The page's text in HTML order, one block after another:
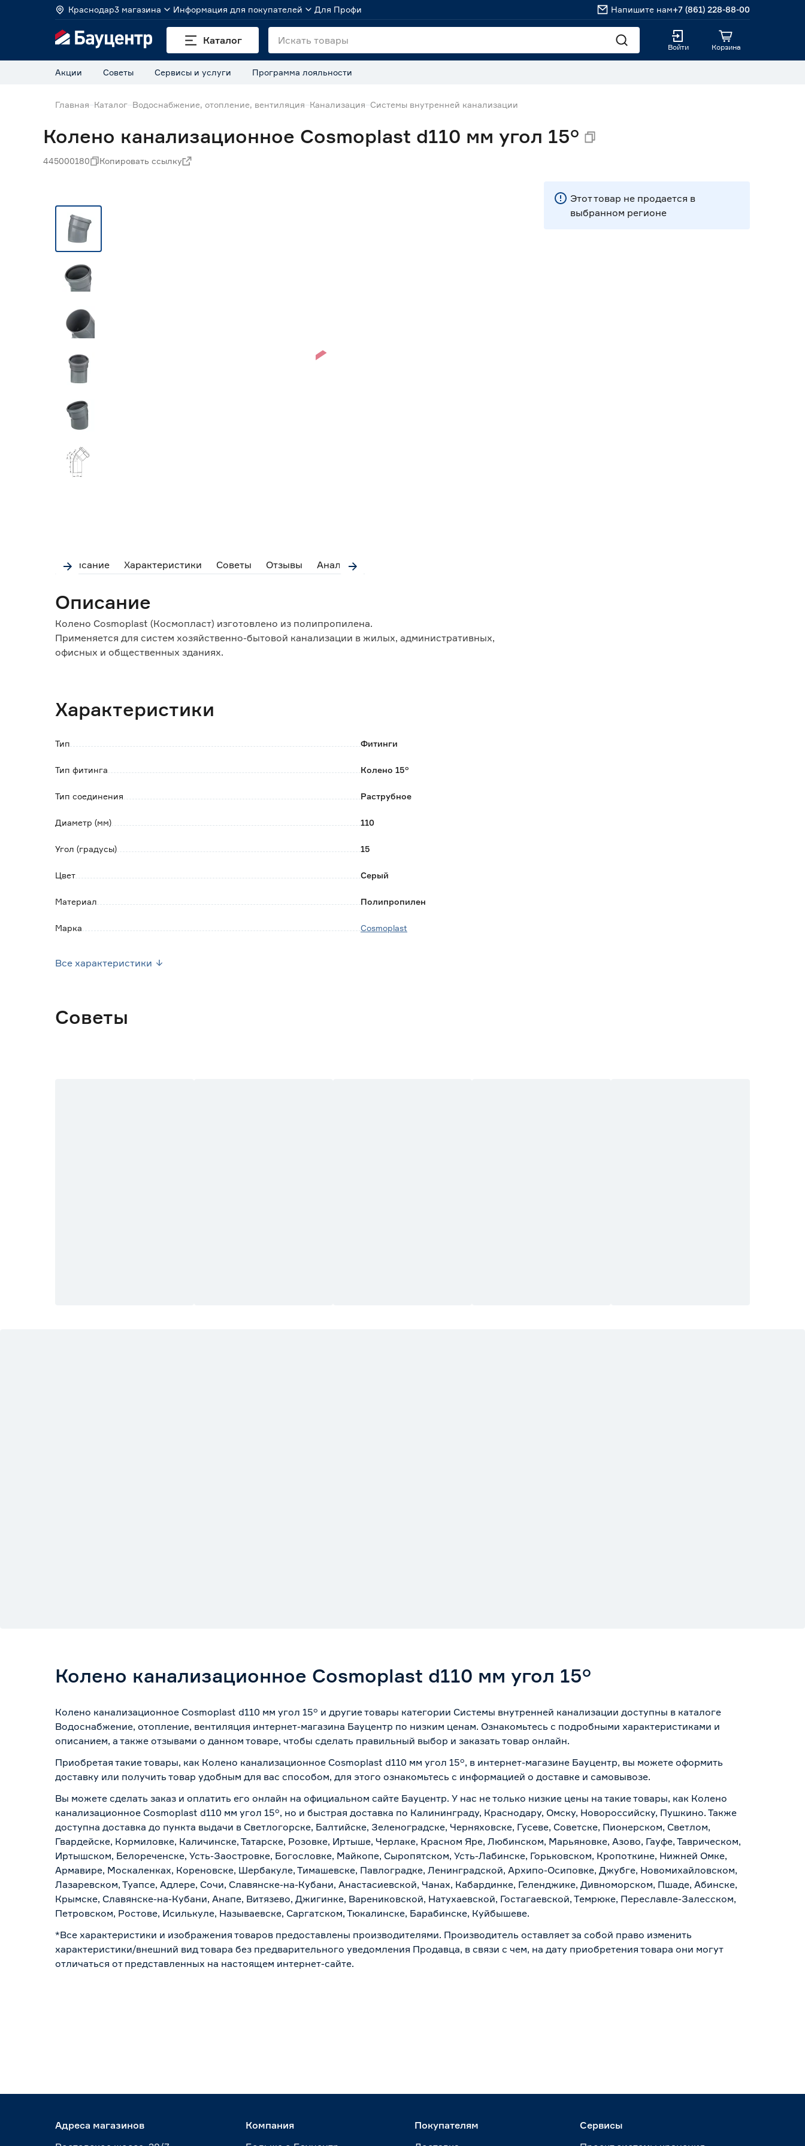
Краснодар3 магазина Информация для покупателей Для Профи Напишите нам+7 (861) 228-88-00
Каталог
Войти Корзина
Акции Советы Сервисы и услуги Программа лояльности
Главная Каталог Водоснабжение, отопление, вентиляция Канализация Системы внутренней канализации
Колено канализационное Cosmoplast d110 мм угол 15°
445000180 Копировать ссылку
Описание Характеристики Советы Отзывы Аналоги
Описание
Колено Cosmoplast (Космопласт) изготовлено из полипропилена.
Применяется для систем хозяйственно-бытовой канализации в жилых, административных,
офисных и общественных зданиях.
Материал изделия устойчив к воздействию коррозии и бытовой химии.
- гладкая внутренняя поверхность для высокой пропускной способности;
- простота выполнения монтажных работ и последующего обслуживания.
Характеристики
Тип Фитинги
Тип фитинга Колено 15°
Тип соединения Раструбное
Диаметр (мм) 110
Угол (градусы) 15
Цвет Серый
Материал Полипропилен
Марка Cosmoplast
Все характеристики
Этот товар не продается в
выбранном регионе
Советы
Колено канализационное Cosmoplast d110 мм угол 15°
Колено канализационное Cosmoplast d110 мм угол 15° и другие товары категории Системы внутренней канализации доступны в каталоге
Водоснабжение, отопление, вентиляция интернет-магазина Бауцентр по низким ценам. Ознакомьтесь с подробными характеристиками и
описанием, а также отзывами о данном товаре, чтобы сделать правильный выбор и заказать товар онлайн.
Приобретая такие товары, как Колено канализационное Cosmoplast d110 мм угол 15°, в интернет-магазине Бауцентр, вы можете оформить
доставку или получить товар удобным для вас способом, для этого ознакомьтесь с информацией о доставке и самовывозе.
Вы можете сделать заказ и оплатить его онлайн на официальном сайте Бауцентр. У нас не только низкие цены на такие товары, как Колено
канализационное Cosmoplast d110 мм угол 15°, но и быстрая доставка по Калининграду, Краснодару, Омску, Новороссийску, Пушкино. Также
доступна доставка до пункта выдачи в Светлогорске, Балтийске, Зеленоградске, Черняховске, Гусеве, Советске, Пионерском, Светлом,
Гвардейске, Кормиловке, Каличинске, Татарске, Розовке, Иртыше, Черлаке, Красном Яре, Любинском, Марьяновке, Азово, Гауфе, Таврическом,
Иртышском, Белореченске, Усть-Заостровке, Богословке, Майкопе, Сыропятском, Усть-Лабинске, Горьковском, Кропоткине, Нижней Омке,
Армавире, Москаленках, Кореновске, Шербакуле, Тимашевске, Павлоградке, Ленинградской, Архипо-Осиповке, Джубге, Новомихайловском,
Лазаревском, Туапсе, Адлере, Сочи, Славянске-на-Кубани, Анастасиевской, Чанах, Кабардинке, Геленджике, Дивноморском, Пшаде, Абинске,
Крымске, Славянске-на-Кубани, Анапе, Витязево, Джигинке, Варениковской, Натухаевской, Гостагаевской, Темрюке, Переславле-Залесском,
Петровском, Ростове, Исилькуле, Называевске, Саргатском, Тюкалинске, Барабинске, Куйбышеве.
*Все характеристики и изображения товаров предоставлены производителями. Производитель оставляет за собой право изменить
характеристики/внешний вид товара без предварительного уведомления Продавца, в связи с чем, на дату приобретения товара они могут
отличаться от представленных на настоящем интернет-сайте.
Адреса магазинов
Компания
Покупателям
Сервисы